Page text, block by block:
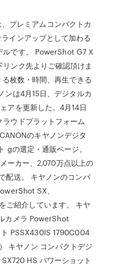
プレミアムコンパクトカ
インアップとして加わる
ルです。 PowerShot G7 X
ンク先よりご確認頂けま
枚数・時間、再生できる
ンは4月15日、デジタルカ
アを更新した。4月14日
ウドプラットフォーム
のキヤノンデジタ
gの選定・通販ページ。
ーカー、2,070万点以上の
配送。 キヤノンのコンパ
SX、
ご紹介しています。 キヤ
カメラ PowerShot
PSSX430IS 1790C004
キヤノン コンパクトデジ
HS パワーショット